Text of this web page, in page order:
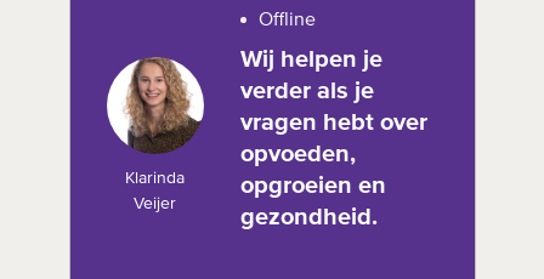
Klarinda
Veijer
Offline
Wij helpen je
verder als je
vragen hebt over
opvoeden,
opgroeien en
gezondheid.